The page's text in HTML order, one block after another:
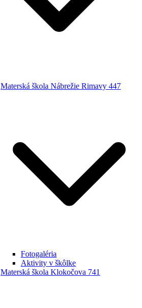
Materská škola Nábrežie Rimavy 447
Fotogaléria
Aktivity v škôlke
Materská škola Klokočova 741